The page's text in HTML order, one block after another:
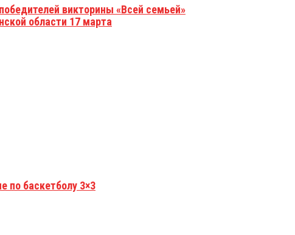
викторины «Всей семьей»
области 17 марта
по баскетболу 3×3